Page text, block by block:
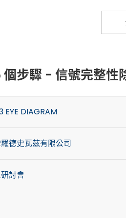
個步驟 - 信號完整性
EYE DIAGRAM
德史瓦茲有限公司
討會